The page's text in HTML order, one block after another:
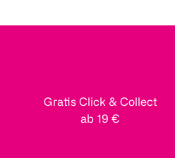
Gratis Click & Collect
ab 19 €